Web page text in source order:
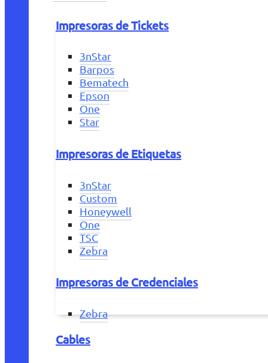
Impresoras de Tickets
3nStar
Barpos
Bematech
Epson
One
Star
Impresoras de Etiquetas
3nStar
Custom
Honeywell
One
TSC
Zebra
Impresoras de Credenciales
Zebra
Cables